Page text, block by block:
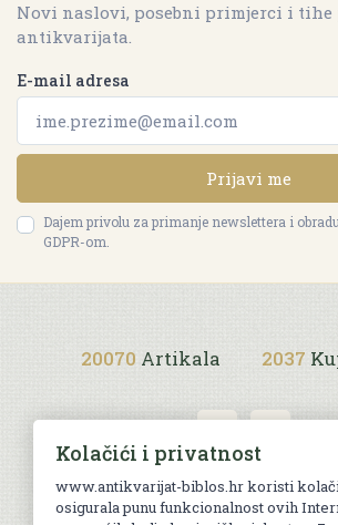
Novi naslovi, posebni primjerci i tihe
antikvarijata.
E-mail adresa
Prijavi me
Dajem privolu za primanje newslettera i
GDPR-om.
20070 Artikala 2037
Uvjeti kupnje
Kolačići i privatnost
www.antikvarijat-biblos.hr koristi
osigurala punu funkcionalnost ovih